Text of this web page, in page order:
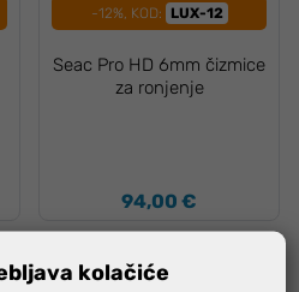
-12%, KOD:
LUX-12
Seac Pro HD 6mm čizmice
za ronjenje
94,00 €
kolačiće